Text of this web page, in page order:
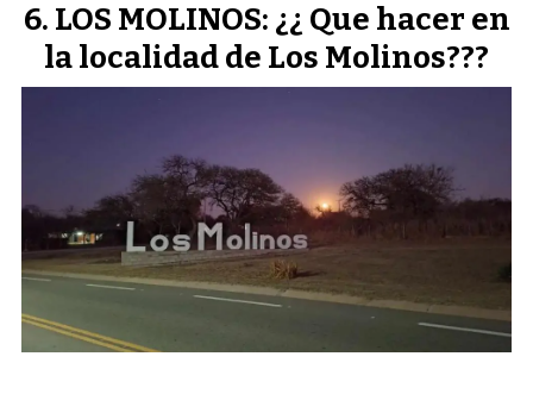
LOS MOLINOS: ¿¿ Que hacer en
la localidad de Los Molinos???